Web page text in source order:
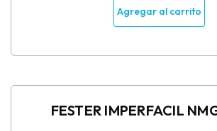
Agregar al carrito
FESTER IMPERFACIL